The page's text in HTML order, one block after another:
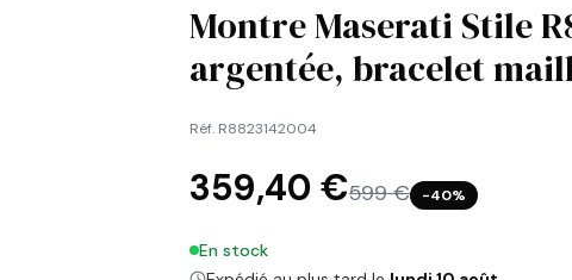
Montre Maserati Stile
argentée, bracelet
Réf. R8823142004
359,40 €599 € −40%
En stock